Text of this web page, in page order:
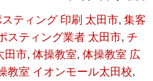
スティング 印刷 太田市, 集客
スティング業者 太田市, チ
田市, 体操教室, 体操教室 広
教室 イオンモール太田校,